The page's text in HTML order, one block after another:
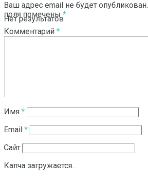
Нет результатов
Ваш адрес email не будет опубликован.
поля помечены *
Комментарий *
Имя *
Email *
Сайт
Капча загружается...